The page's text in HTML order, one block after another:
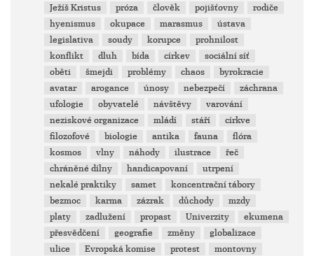
Ježíš Kristus
próza člověk pojišťovny
rodiče
hyenismus
okupace marasmus
ústava
legislativa
soudy korupce
prohnilost
konflikt
dluh bída církev
sociální síť
oběti
šmejdi problémy chaos
byrokracie
avatar
arogance únosy nebezpečí
záchrana
ufologie
obyvatelé návštěvy
varování
neziskové organizace
mládí stáří
církve
filozofové
biologie antika fauna
flóra
kosmos
vlny náhody ilustrace
řeč
chráněné dílny
handicapovaní
utrpení
nekalé praktiky
samet
koncentrační tábory
bezmoc
karma zázrak důchody
mzdy
platy
zadlužení propast Univerzity
ekumena
přesvědčení
geografie změny
globalizace
ulice
Evropská komise protest
montovny